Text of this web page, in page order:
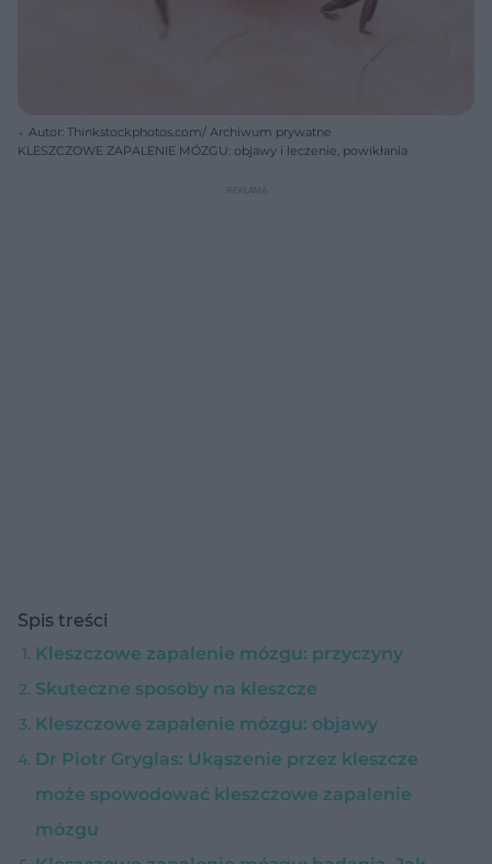
Autor: Thinkstockphotos.com/ Archiwum prywatne
KLESZCZOWE ZAPALENIE MÓZGU: objawy i leczenie, powikłania
Spis treści
Kleszczowe zapalenie mózgu: przyczyny
Skuteczne sposoby na kleszcze
Kleszczowe zapalenie mózgu: objawy
Dr Piotr Gryglas: Ukąszenie przez kleszcze
może spowodować kleszczowe zapalenie
mózgu